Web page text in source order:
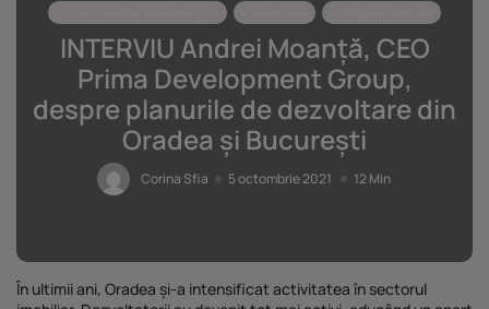
STUDIU Imobiliare.ro: Câtă încredere
mai...
25 noiembrie 2025
25 noiembrie 2025 9 Min
INTERVIU Andrei Moanță, CEO
Prima Development Group,
despre planurile de dezvoltare din
Oradea și București
Corina Sfia 5 octombrie 2021 12 Min
În ultimii ani, Oradea și-a intensificat activitatea în sectorul